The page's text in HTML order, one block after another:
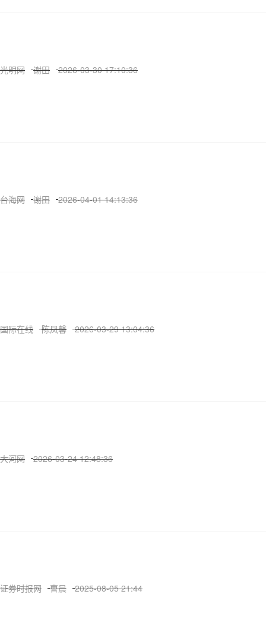
光明网 谢田 2026-03-30 17:10:36
台海网 谢田 2026-04-01 14:13:36
国际在线 陈凤馨 2026-03-29 13:04:36
大河网 2026-03-24 12:48:36
证券时报网 曹晨 2025-08-05 21:44